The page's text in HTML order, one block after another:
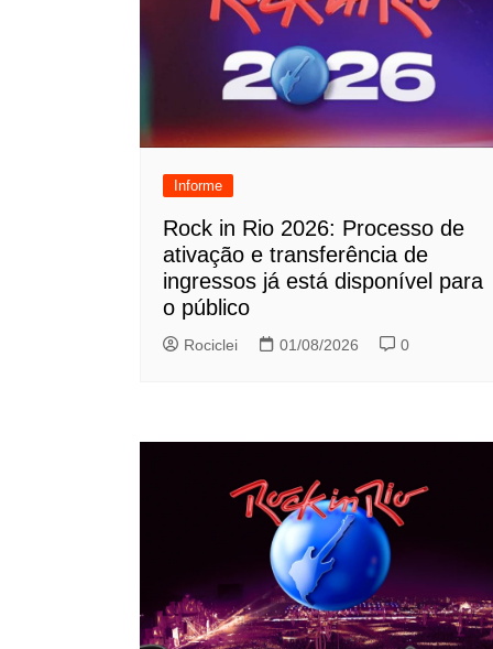
Informe
Rock in Rio 2026: Processo de
ativação e transferência de
ingressos já está disponível para
o público
Rociclei 01/08/2026 0